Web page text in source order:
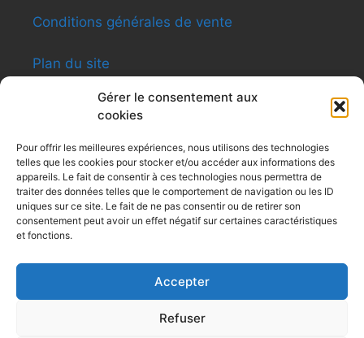
Gérer le consentement aux
cookies
Pour offrir les meilleures expériences, nous utilisons des technologies
telles que les cookies pour stocker et/ou accéder aux informations des
appareils. Le fait de consentir à ces technologies nous permettra de
traiter des données telles que le comportement de navigation ou les ID
uniques sur ce site. Le fait de ne pas consentir ou de retirer son
consentement peut avoir un effet négatif sur certaines caractéristiques
et fonctions.
Accepter
Refuser
Conditions générales de vente
Plan du site
INFORMATIONS
Shen-ti Caldas Formation
8, rue du Général Giraud – Apt12 – 31200
Toulouse
Siret : 479 494 031
contactshenti@yahoo.fr